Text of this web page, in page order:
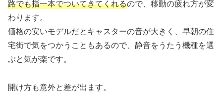
路でも指一本でついてきてくれるので、移動の疲れ方が変
わります。
価格の安いモデルだとキャスターの音が大きく、早朝の住
宅街で気をつかうこともあるので、静音をうたう機種を選
ぶと気が楽です。
開け方も意外と差が出ます。